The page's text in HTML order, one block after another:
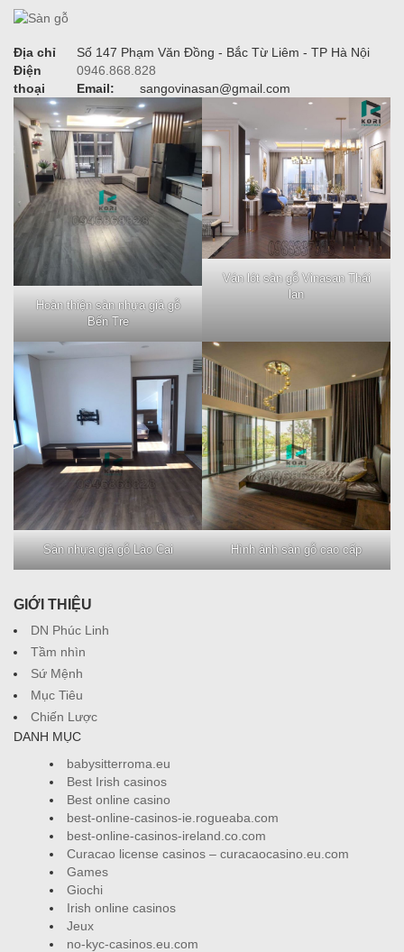
Địa chỉ
Số 147 Phạm Văn Đồng - Bắc Từ Liêm - TP Hà Nội
Điện
thoại
0946.868.828
Email:
sangovinasan@gmail.com
Hoàn thiện sàn nhựa giả gỗ
Bến Tre
Ván lót sàn gỗ Vinasan Thái
lan
Sàn nhựa giả gỗ Lào Cai Hình ảnh sàn gỗ cao cấp
GIỚI THIỆU
DN Phúc Linh
Tầm nhìn
Sứ Mệnh
Mục Tiêu
Chiến Lược
DANH MỤC
babysitterroma.eu
Best Irish casinos
Best online casino
best-online-casinos-ie.rogueaba.com
best-online-casinos-ireland.co.com
Curacao license casinos – curacaocasino.eu.com
Games
Giochi
Irish online casinos
Jeux
no-kyc-casinos.eu.com